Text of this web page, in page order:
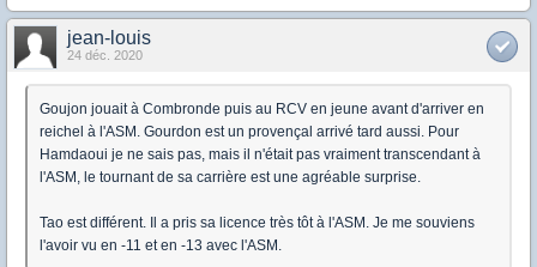
jean-louis
24 déc. 2020
Goujon jouait à Combronde puis au RCV en jeune avant d'arriver en
reichel à l'ASM. Gourdon est un provençal arrivé tard aussi. Pour
Hamdaoui je ne sais pas, mais il n'était pas vraiment transcendant à
l'ASM, le tournant de sa carrière est une agréable surprise.
Tao est différent. Il a pris sa licence très tôt à l'ASM. Je me souviens
l'avoir vu en -11 et en -13 avec l'ASM.